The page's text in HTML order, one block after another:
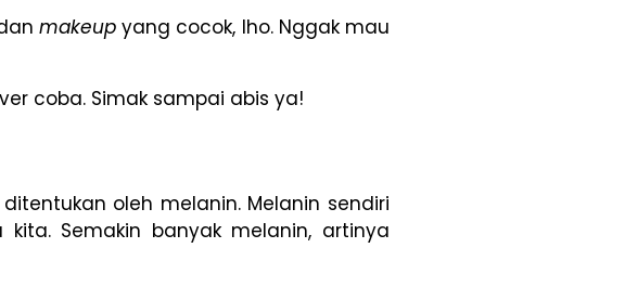
makeupyang cocok, lho. Nggak mau
coba. Simak sampai abis ya!
oleh melanin. Melanin sendiri
Semakin banyak melanin, artinya